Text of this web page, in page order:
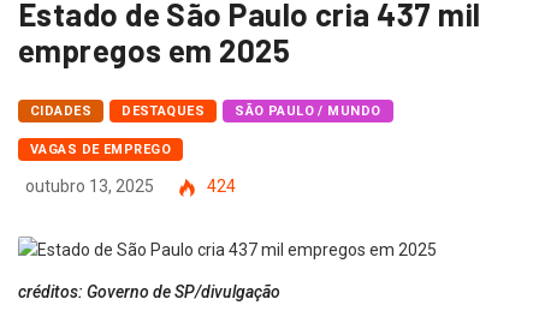
Estado de São Paulo cria 437 mil
empregos em 2025
CIDADES DESTAQUES SÃO PAULO / MUNDO
VAGAS DE EMPREGO
outubro 13, 2025 424
créditos: Governo de SP/divulgação